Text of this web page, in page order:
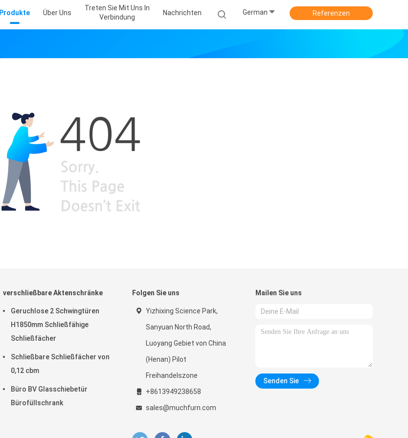
Produkte Über Uns
Treten Sie Mit Uns In
Verbindung
Nachrichten German Referenzen
verschließbare Aktenschränke
Geruchlose 2 Schwingtüren
H1850mm Schließfähige
Schließfächer
Schließbare Schließfächer von
0,12 cbm
Büro BV Glasschiebetür
Bürofüllschrank
Folgen Sie uns
Yizhixing Science Park,
Sanyuan North Road,
Luoyang Gebiet von China
(Henan) Pilot
Freihandelszone
+8613949238658
sales@muchfurn.com
Mailen Sie uns
Senden Sie